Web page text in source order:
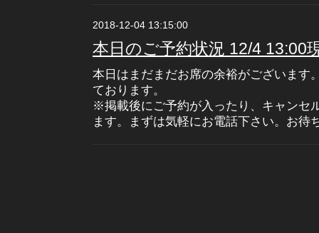
2018-12-04 13:15:00
本日のご予約状況 12/4 13:00
本日はまだまだお席の余裕がございます
ております。
※掲載後にご予約が入ったり、キャンセ
ます。まずは気軽にお電話下さい。お待